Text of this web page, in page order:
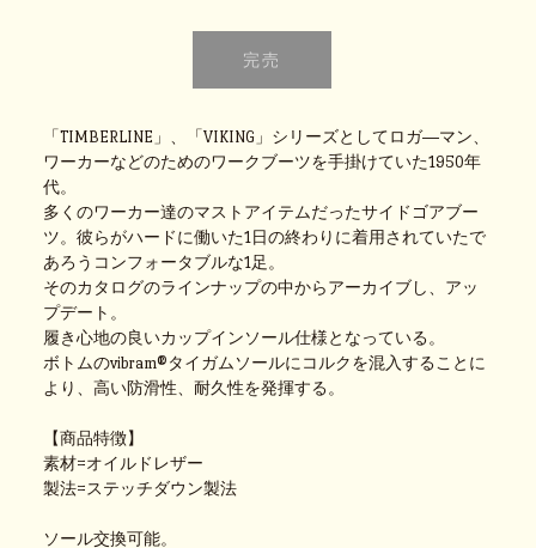
「TIMBERLINE」、「VIKING」シリーズとしてロガ―マン、
ワーカーなどのためのワークブーツを手掛けていた1950年
代。
多くのワーカー達のマストアイテムだったサイドゴアブー
ツ。彼らがハードに働いた1日の終わりに着用されていたで
あろうコンフォータブルな1足。
そのカタログのラインナップの中からアーカイブし、アッ
プデート。
履き心地の良いカップインソール仕様となっている。
ボトムのvibram®タイガムソールにコルクを混入することに
より、高い防滑性、耐久性を発揮する。
【商品特徴】
素材=オイルドレザー
製法=ステッチダウン製法
ソール交換可能。